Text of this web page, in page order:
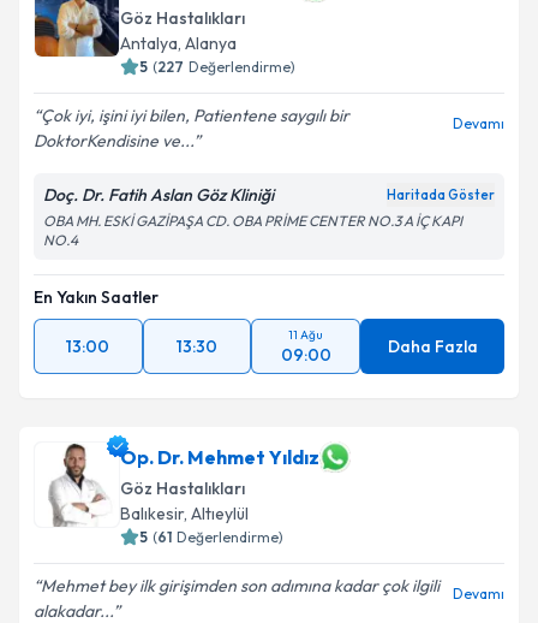
Göz Hastalıkları
Antalya, Alanya
5 (227 Değerlendirme)
Çok iyi, işini iyi bilen, Patientene saygılı bir
DoktorKendisine ve...
Devamı
Doç. Dr. Fatih Aslan Göz Kliniği Haritada Göster
OBA MH. ESKİ GAZİPAŞA CD. OBA PRİME CENTER NO.3 A İÇ KAPI
NO.4
En Yakın Saatler
13:00 13:30
11 Ağu
09:00 Daha Fazla
Op. Dr. Mehmet Yıldız
Göz Hastalıkları
Balıkesir, Altıeylül
5 (61 Değerlendirme)
Mehmet bey ilk girişimden son adımına kadar çok ilgili
alakadar...
Devamı